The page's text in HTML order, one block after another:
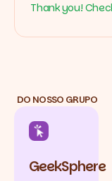
Thank you!
DO NOSSO GRUPO
GeekSphere